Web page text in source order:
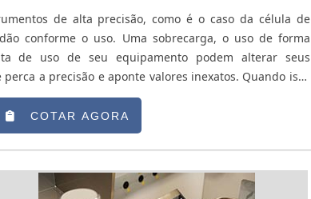
de alta precisão, como é o caso da célula de
conforme o uso. Uma sobrecarga, o uso de forma
de uso de seu equipamento podem alterar seus
a precisão e aponte valores inexatos. Quando isso
o risco de sair do padrão, prejudicando assim sua
COTAR AGORA